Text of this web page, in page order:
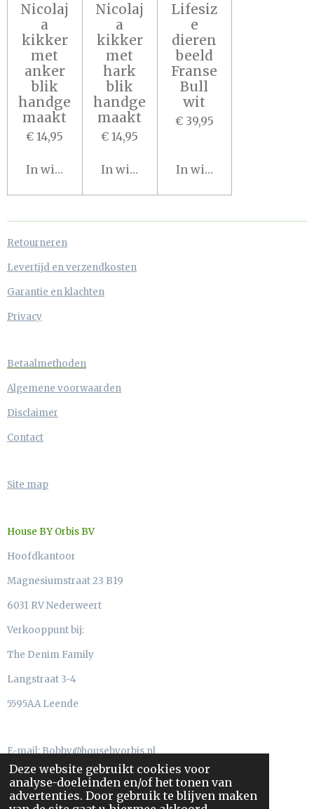
Deze website gebruikt cookies voor
analyse-doeleinden en/of het tonen van
advertenties. Door gebruik te blijven maken
Nicolaj
a
kikker
met
anker
blik
handge
maakt
€ 14,95
In winkelwagen
Nicolaj
a
kikker
met
hark
blik
handge
maakt
€ 14,95
In winkelwagen
Lifesiz
e
dieren
beeld
Franse
Bull
wit
€ 39,95
In winkelwagen
Retourneren
Levertijd en verzendkosten
Garantie en klachten
Privacy
Betaalmethoden
Algemene voorwaarden
Disclaimer
Contact
Site map
House BY Orbis BV
Hoofdkantoor
Magnesiumstraat 23 B19
6031 RV Nederweert
Verkooppunt bij:
The Denim Family
Langstraat 3-4
5595AA Leende
E-mail: Bobby@housebyorbis.nl
Telefoon: 06-55773341
KVK 63902508